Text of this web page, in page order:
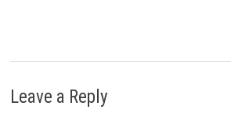
Leave a Reply